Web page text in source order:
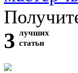
3 лучших
статьи